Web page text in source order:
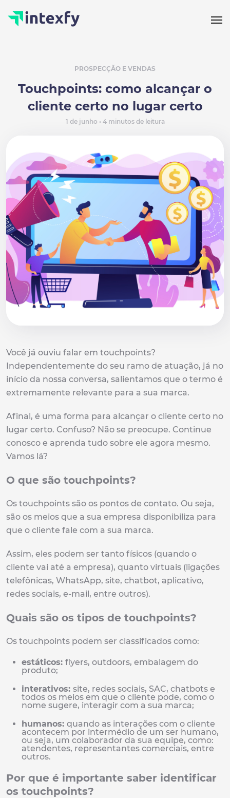
PROSPECÇÃO E VENDAS
Touchpoints: como alcançar o
cliente certo no lugar certo
1 de junho • 4 minutos de leitura
Você já ouviu falar em touchpoints?
Independentemente do seu ramo de atuação, já no
início da nossa conversa, salientamos que o termo é
extremamente relevante para a sua marca.
Afinal, é uma forma para alcançar o cliente certo no
lugar certo. Confuso? Não se preocupe. Continue
conosco e aprenda tudo sobre ele agora mesmo.
Vamos lá?
O que são touchpoints?
Os touchpoints são os pontos de contato. Ou seja,
são os meios que a sua empresa disponibiliza para
que o cliente fale com a sua marca.
Assim, eles podem ser tanto físicos (quando o
cliente vai até a empresa), quanto virtuais (ligações
telefônicas, WhatsApp, site, chatbot, aplicativo,
redes sociais, e-mail, entre outros).
Quais são os tipos de touchpoints?
Os touchpoints podem ser classificados como:
estáticos: flyers, outdoors, embalagem do
produto;
interativos: site, redes sociais, SAC, chatbots e
todos os meios em que o cliente pode, como o
nome sugere, interagir com a sua marca;
humanos: quando as interações com o cliente
acontecem por intermédio de um ser humano,
ou seja, um colaborador da sua equipe, como:
atendentes, representantes comerciais, entre
outros.
Por que é importante saber identificar
os touchpoints?